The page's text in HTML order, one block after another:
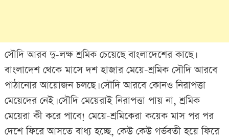
সৌদি আরব দু-লক্ষ শ্রমিক চেয়েছে বাংলাদেশের কাছে।
বাংলাদেশ থেকে মাসে দশ হাজার মেয়ে-শ্রমিক সৌদি আরবে
পাঠানোর আয়োজন চলছে। সৌদি আরবে কোনও নিরাপত্তা
মেয়েদের নেই। সৌদি মেয়েরাই নিরাপত্তা পায় না, শ্রমিক
মেয়েরা কী করে পাবে! মেয়ে-শ্রমিকেরা কয়েক মাস পর পর
দেশে ফিরে আসতে বাধ্য হচ্ছে, কেউ কেউ গর্ভবতী হয়ে ফিরে